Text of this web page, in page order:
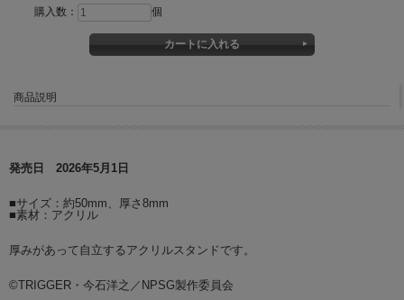
購入数： 個
商品説明
発売日 2026年5月1日
■サイズ：約50mm、厚さ8mm
■素材：アクリル
厚みがあって自立するアクリルスタンドです。
©TRIGGER・今石洋之／NPSG製作委員会